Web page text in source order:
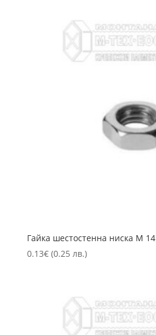
Гайка шестостенна ниска М 14
0.13€ (0.25 лв.)